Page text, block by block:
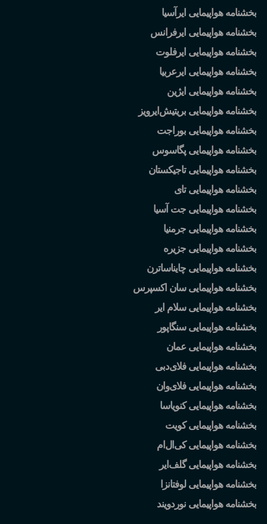
بخشنامه هواپیمایی ایرآسیا
بخشنامه هواپیمایی ایرفرانس
بخشنامه هواپیمایی ایرفلوت
بخشنامه هواپیمایی ایرعربیا
بخشنامه هواپیمایی ایژین
بخشنامه هواپیمایی بریتیش ایرویز
بخشنامه هواپیمایی بوراجت
بخشنامه هواپیمایی پگاسوس
بخشنامه هواپیمایی تاجیکستان
بخشنامه هواپیمایی تای
بخشنامه هواپیمایی جت آسیا
بخشنامه هواپیمایی جرمنیا
بخشنامه هواپیمایی جزیره
بخشنامه هواپیمایی چایناساترن
بخشنامه هواپیمایی سان اکسپرس
بخشنامه هواپیمایی سلام ایر
بخشنامه هواپیمایی سنگاپور
بخشنامه هواپیمایی عمان
بخشنامه هواپیمایی فلایدبی
بخشنامه هواپیمایی فلایوان
بخشنامه هواپیمایی کنویاسا
بخشنامه هواپیمایی کویت
بخشنامه هواپیمایی کی ال ام
بخشنامه هواپیمایی گلف ایر
بخشنامه هواپیمایی لوفتانزا
بخشنامه هواپیمایی نوردویند